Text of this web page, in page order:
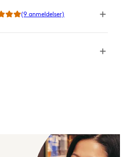
(9 anmeldelser)